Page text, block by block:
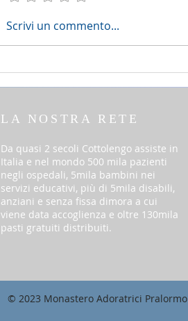
2 agosto 2026 - 18a Domenica
Scrivi un commento...
LA NOSTRA RETE
Da quasi 2 secoli Cottolengo assiste in
Italia e nel mondo 500 mila pazienti
negli ospedali, 5mila bambini nei
servizi educativi, più di 5mila disabili,
anziani e senza fissa dimora a cui
viene data accoglienza e oltre 130mila
pasti gratuiti distribuiti.
© 2023 Monastero Adoratrici Pralormo